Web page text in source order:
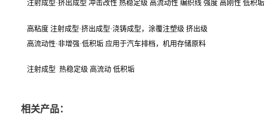
注射成型·挤出成型 冲击改性 热稳定级 高流动性 编织线 强度 高刚性 低积垢
高粘度 注射成型·挤出成型·浇铸成型，涂覆注塑级 挤出级
高流动性·非增强·低积垢 应用于汽车排档，机用存储原料
注射成型 热稳定级 高流动 低积垢
相关产品：